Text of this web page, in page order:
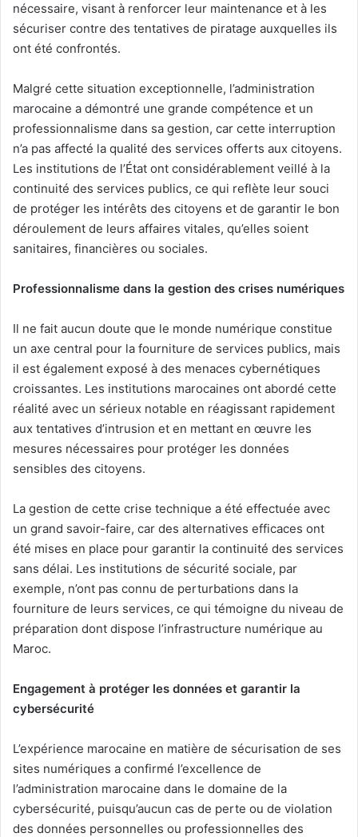
nécessaire, visant à renforcer leur maintenance et à les
sécuriser contre des tentatives de piratage auxquelles ils
ont été confrontés.
Malgré cette situation exceptionnelle, l’administration
marocaine a démontré une grande compétence et un
professionnalisme dans sa gestion, car cette interruption
n’a pas affecté la qualité des services offerts aux citoyens.
Les institutions de l’État ont considérablement veillé à la
continuité des services publics, ce qui reflète leur souci
de protéger les intérêts des citoyens et de garantir le bon
déroulement de leurs affaires vitales, qu’elles soient
sanitaires, financières ou sociales.
Professionnalisme dans la gestion des crises numériques
Il ne fait aucun doute que le monde numérique constitue
un axe central pour la fourniture de services publics, mais
il est également exposé à des menaces cybernétiques
croissantes. Les institutions marocaines ont abordé cette
réalité avec un sérieux notable en réagissant rapidement
aux tentatives d’intrusion et en mettant en œuvre les
mesures nécessaires pour protéger les données
sensibles des citoyens.
La gestion de cette crise technique a été effectuée avec
un grand savoir-faire, car des alternatives efficaces ont
été mises en place pour garantir la continuité des services
sans délai. Les institutions de sécurité sociale, par
exemple, n’ont pas connu de perturbations dans la
fourniture de leurs services, ce qui témoigne du niveau de
préparation dont dispose l’infrastructure numérique au
Maroc.
Engagement à protéger les données et garantir la
cybersécurité
L’expérience marocaine en matière de sécurisation de ses
sites numériques a confirmé l’excellence de
l’administration marocaine dans le domaine de la
cybersécurité, puisqu’aucun cas de perte ou de violation
des données personnelles ou professionnelles des